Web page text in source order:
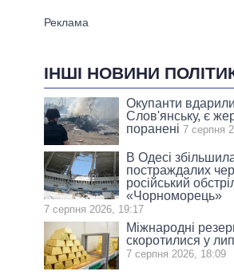
ІНШІ НОВИНИ
Окупанти
Слов'янську, є
поранені 7 серпня
В Одесі
постраждалих
російський
«Чорноморець»
7 серпня 2026, 19:17
Міжнародні
скоротилися у
7 серпня 2026, 18:09